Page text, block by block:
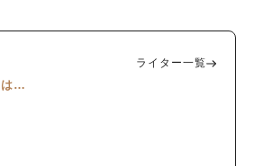
ライター一覧
は…